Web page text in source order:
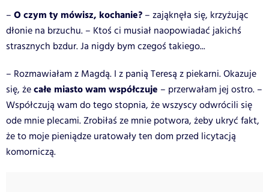
– O czym ty mówisz, kochanie? – zająknęła się, krzyżując
dłonie na brzuchu. – Ktoś ci musiał naopowiadać jakichś
strasznych bzdur. Ja nigdy bym czegoś takiego...
– Rozmawiałam z Magdą. I z panią Teresą z piekarni. Okazuje
się, żecałe miasto wam współczuje – przerwałam jej ostro. –
Współczują wam do tego stopnia, że wszyscy odwrócili się
ode mnie plecami. Zrobiłaś ze mnie potwora, żeby ukryć fakt,
że to moje pieniądze uratowały ten dom przed licytacją
komorniczą.